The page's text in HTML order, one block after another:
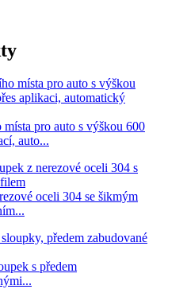
pro auto s výškou 600
auto...
oceli 304 se šikmým
s předem